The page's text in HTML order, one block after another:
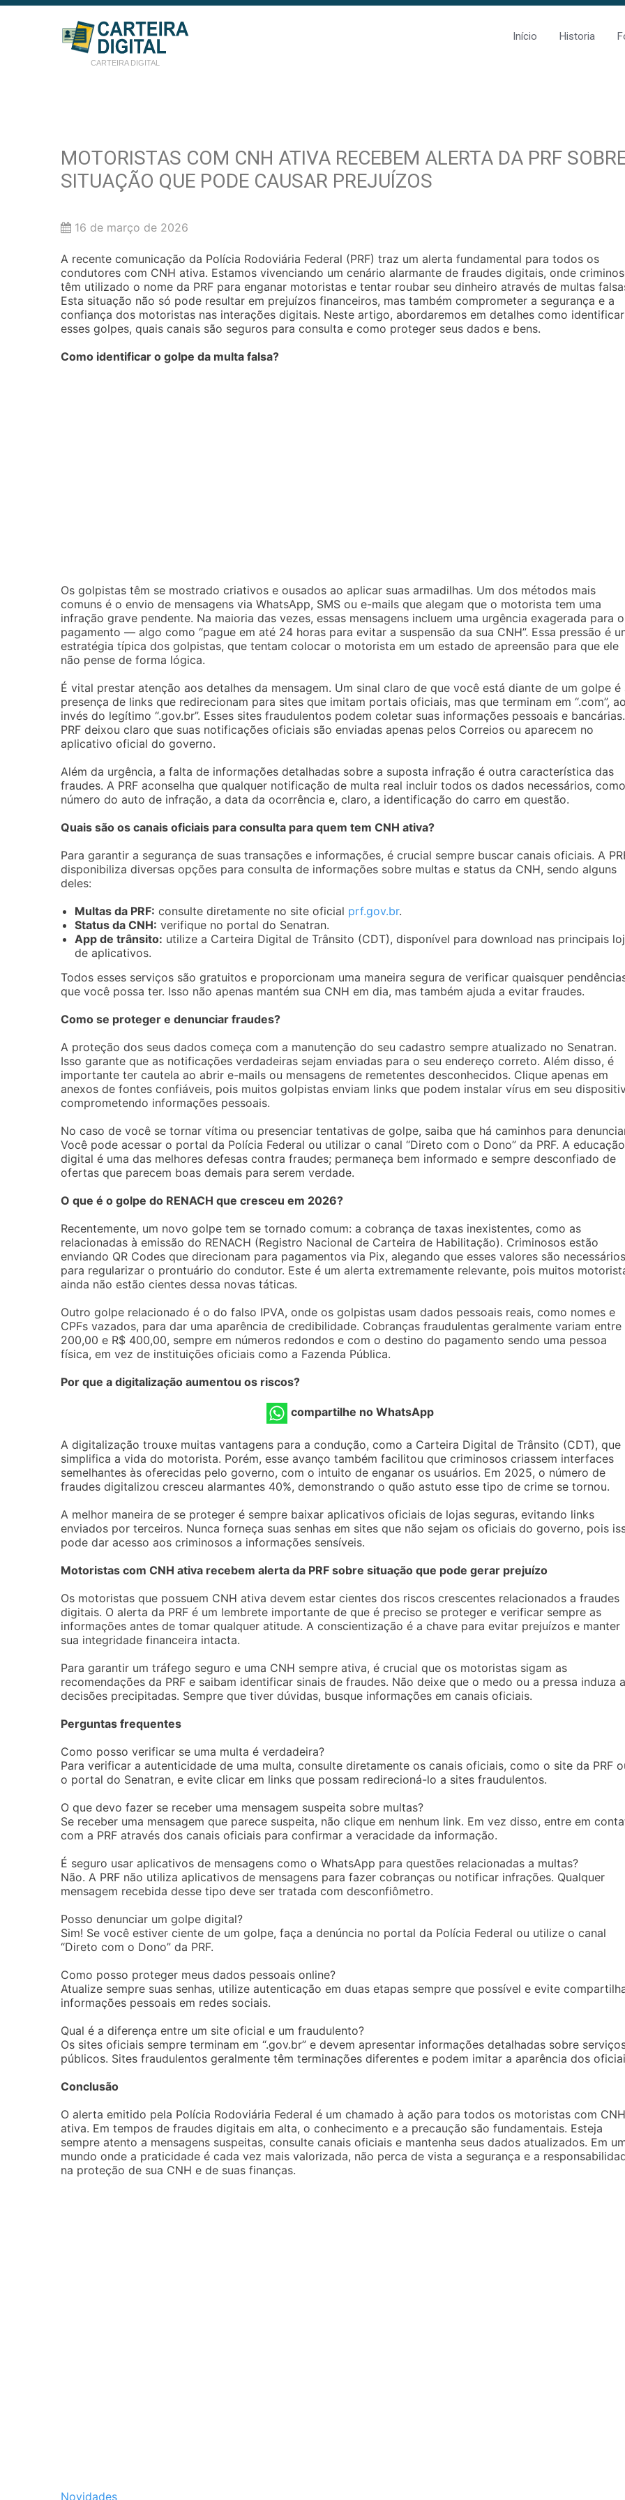
CARTEIRA DIGITAL
Início Historia
MOTORISTAS COM CNH ATIVA RECEBEM ALERTA DA PRF
SITUAÇÃO QUE PODE CAUSAR PREJUÍZOS
16 de março de 2026
A recente comunicação da Polícia Rodoviária Federal (PRF) traz um alerta fundamental para todos os
condutores com CNH ativa. Estamos vivenciando um cenário alarmante de fraudes digitais, onde
têm utilizado o nome da PRF para enganar motoristas e tentar roubar seu dinheiro através de multas
Esta situação não só pode resultar em prejuízos financeiros, mas também comprometer a segurança e a
confiança dos motoristas nas interações digitais. Neste artigo, abordaremos em detalhes como identificar
esses golpes, quais canais são seguros para consulta e como proteger seus dados e bens.
Como identificar o golpe da multa falsa?
Os golpistas têm se mostrado criativos e ousados ao aplicar suas armadilhas. Um dos métodos mais
comuns é o envio de mensagens via WhatsApp, SMS ou e-mails que alegam que o motorista tem uma
infração grave pendente. Na maioria das vezes, essas mensagens incluem uma urgência exagerada para o
pagamento — algo como “pague em até 24 horas para evitar a suspensão da sua CNH”. Essa pressão é
estratégia típica dos golpistas, que tentam colocar o motorista em um estado de apreensão para que ele
não pense de forma lógica.
É vital prestar atenção aos detalhes da mensagem. Um sinal claro de que você está diante de um golpe é
presença de links que redirecionam para sites que imitam portais oficiais, mas que terminam em “.com”, ao
invés do legítimo “.gov.br”. Esses sites fraudulentos podem coletar suas informações pessoais e
PRF deixou claro que suas notificações oficiais são enviadas apenas pelos Correios ou aparecem no
aplicativo oficial do governo.
Além da urgência, a falta de informações detalhadas sobre a suposta infração é outra característica das
fraudes. A PRF aconselha que qualquer notificação de multa real incluir todos os dados necessários,
número do auto de infração, a data da ocorrência e, claro, a identificação do carro em questão.
Quais são os canais oficiais para consulta para quem tem CNH ativa?
Para garantir a segurança de suas transações e informações, é crucial sempre buscar canais oficiais. A
disponibiliza diversas opções para consulta de informações sobre multas e status da CNH, sendo alguns
deles:
Multas da PRF: consulte diretamente no site oficial prf.gov.br.
Status da CNH: verifique no portal do Senatran.
App de trânsito: utilize a Carteira Digital de Trânsito (CDT), disponível para download nas principais
de aplicativos.
Todos esses serviços são gratuitos e proporcionam uma maneira segura de verificar quaisquer
que você possa ter. Isso não apenas mantém sua CNH em dia, mas também ajuda a evitar fraudes.
Como se proteger e denunciar fraudes?
A proteção dos seus dados começa com a manutenção do seu cadastro sempre atualizado no Senatran.
Isso garante que as notificações verdadeiras sejam enviadas para o seu endereço correto. Além disso, é
importante ter cautela ao abrir e-mails ou mensagens de remetentes desconhecidos. Clique apenas em
anexos de fontes confiáveis, pois muitos golpistas enviam links que podem instalar vírus em seu
comprometendo informações pessoais.
No caso de você se tornar vítima ou presenciar tentativas de golpe, saiba que há caminhos para
Você pode acessar o portal da Polícia Federal ou utilizar o canal “Direto com o Dono” da PRF. A educação
digital é uma das melhores defesas contra fraudes; permaneça bem informado e sempre desconfiado de
ofertas que parecem boas demais para serem verdade.
O que é o golpe do RENACH que cresceu em 2026?
Recentemente, um novo golpe tem se tornado comum: a cobrança de taxas inexistentes, como as
relacionadas à emissão do RENACH (Registro Nacional de Carteira de Habilitação). Criminosos estão
enviando QR Codes que direcionam para pagamentos via Pix, alegando que esses valores são necessários
para regularizar o prontuário do condutor. Este é um alerta extremamente relevante, pois muitos
ainda não estão cientes dessa novas táticas.
Outro golpe relacionado é o do falso IPVA, onde os golpistas usam dados pessoais reais, como nomes e
CPFs vazados, para dar uma aparência de credibilidade. Cobranças fraudulentas geralmente variam entre
200,00 e R$ 400,00, sempre em números redondos e com o destino do pagamento sendo uma pessoa
física, em vez de instituições oficiais como a Fazenda Pública.
Por que a digitalização aumentou os riscos?
compartilhe no WhatsApp
A digitalização trouxe muitas vantagens para a condução, como a Carteira Digital de Trânsito (CDT), que
simplifica a vida do motorista. Porém, esse avanço também facilitou que criminosos criassem interfaces
semelhantes às oferecidas pelo governo, com o intuito de enganar os usuários. Em 2025, o número de
fraudes digitalizou cresceu alarmantes 40%, demonstrando o quão astuto esse tipo de crime se tornou.
A melhor maneira de se proteger é sempre baixar aplicativos oficiais de lojas seguras, evitando links
enviados por terceiros. Nunca forneça suas senhas em sites que não sejam os oficiais do governo, pois
pode dar acesso aos criminosos a informações sensíveis.
Motoristas com CNH ativa recebem alerta da PRF sobre situação que pode gerar prejuízo
Os motoristas que possuem CNH ativa devem estar cientes dos riscos crescentes relacionados a fraudes
digitais. O alerta da PRF é um lembrete importante de que é preciso se proteger e verificar sempre as
informações antes de tomar qualquer atitude. A conscientização é a chave para evitar prejuízos e manter
sua integridade financeira intacta.
Para garantir um tráfego seguro e uma CNH sempre ativa, é crucial que os motoristas sigam as
recomendações da PRF e saibam identificar sinais de fraudes. Não deixe que o medo ou a pressa induza a
decisões precipitadas. Sempre que tiver dúvidas, busque informações em canais oficiais.
Perguntas frequentes
Como posso verificar se uma multa é verdadeira?
Para verificar a autenticidade de uma multa, consulte diretamente os canais oficiais, como o site da PRF
o portal do Senatran, e evite clicar em links que possam redirecioná-lo a sites fraudulentos.
O que devo fazer se receber uma mensagem suspeita sobre multas?
Se receber uma mensagem que parece suspeita, não clique em nenhum link. Em vez disso, entre em
com a PRF através dos canais oficiais para confirmar a veracidade da informação.
É seguro usar aplicativos de mensagens como o WhatsApp para questões relacionadas a multas?
Não. A PRF não utiliza aplicativos de mensagens para fazer cobranças ou notificar infrações. Qualquer
mensagem recebida desse tipo deve ser tratada com desconfiômetro.
Posso denunciar um golpe digital?
Sim! Se você estiver ciente de um golpe, faça a denúncia no portal da Polícia Federal ou utilize o canal
“Direto com o Dono” da PRF.
Como posso proteger meus dados pessoais online?
Atualize sempre suas senhas, utilize autenticação em duas etapas sempre que possível e evite
informações pessoais em redes sociais.
Qual é a diferença entre um site oficial e um fraudulento?
Os sites oficiais sempre terminam em “.gov.br” e devem apresentar informações detalhadas sobre
públicos. Sites fraudulentos geralmente têm terminações diferentes e podem imitar a aparência dos
Conclusão
O alerta emitido pela Polícia Rodoviária Federal é um chamado à ação para todos os motoristas com CNH
ativa. Em tempos de fraudes digitais em alta, o conhecimento e a precaução são fundamentais. Esteja
sempre atento a mensagens suspeitas, consulte canais oficiais e mantenha seus dados atualizados. Em
mundo onde a praticidade é cada vez mais valorizada, não perca de vista a segurança e a
na proteção de sua CNH e de suas finanças.
Novidades